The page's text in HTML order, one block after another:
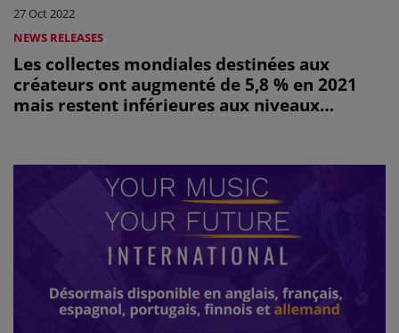
27 Oct 2022
NEWS RELEASES
Les collectes mondiales destinées aux
créateurs ont augmenté de 5,8 % en 2021
mais restent inférieures aux niveaux